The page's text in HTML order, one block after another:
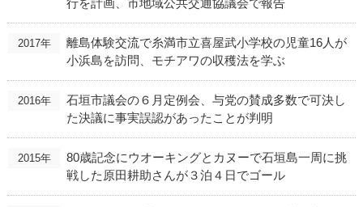
行を計画、市地域公共交通協議会で報告
2017年
離島体験交流で糸満市立喜屋武小学校の児童16人が
小浜島を訪問、モチアワの収穫法を学ぶ
2016年
石垣市議会の６月定例会、与党の賛成多数で可決し
た決議に事実誤認があったことが判明
2015年
80歳記念にウオーキングとカヌーで石垣島一周に挑
戦した原田耕助さんが３泊４日でゴール